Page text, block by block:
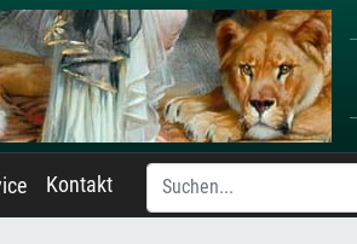
Kontakt